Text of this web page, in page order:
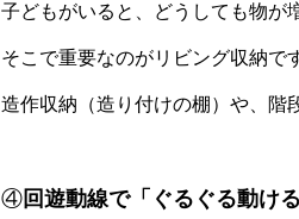
子どもがいると、どうしても物
そこで重要なのがリビング収納で
造作収納（造り付けの棚）や、階
④回遊動線で「ぐるぐる動け